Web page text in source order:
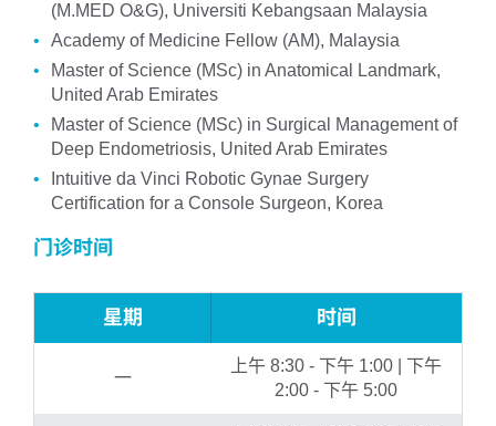
(M.MED O&G), Universiti Kebangsaan Malaysia
Academy of Medicine Fellow (AM), Malaysia
Master of Science (MSc) in Anatomical Landmark,
United Arab Emirates
Master of Science (MSc) in Surgical Management of
Deep Endometriosis, United Arab Emirates
Intuitive da Vinci Robotic Gynae Surgery
Certification for a Console Surgeon, Korea
门诊时间
星期 时间
一
上午 8:30 - 下午 1:00 | 下午
2:00 - 下午 5:00